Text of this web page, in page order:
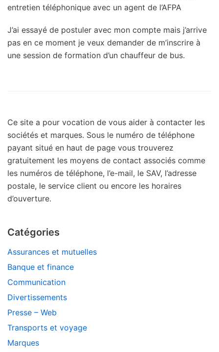
entretien téléphonique avec un agent de l’AFPA
J’ai essayé de postuler avec mon compte mais j’arrive
pas en ce moment je veux demander de m’inscrire à
une session de formation d’un chauffeur de bus.
Ce site a pour vocation de vous aider à contacter les
sociétés et marques. Sous le numéro de téléphone
payant situé en haut de page vous trouverez
gratuitement les moyens de contact associés comme
les numéros de téléphone, l’e-mail, le SAV, l’adresse
postale, le service client ou encore les horaires
d’ouverture.
Catégories
Assurances et mutuelles
Banque et finance
Communication
Divertissements
Presse – Web
Transports et voyage
Marques